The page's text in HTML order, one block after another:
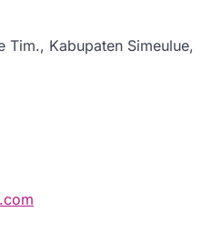
Tim., Kabupaten Simeulue,